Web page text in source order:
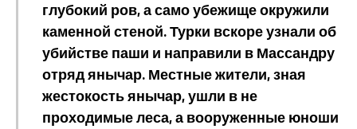
глубокий ров, а само убежище окружили
каменной стеной. Турки вскоре узнали об
убийстве паши и направили в Массандру
отряд янычар. Местные жители, зная
жестокость янычар, ушли в не
проходимые леса, а вооруженные юноши